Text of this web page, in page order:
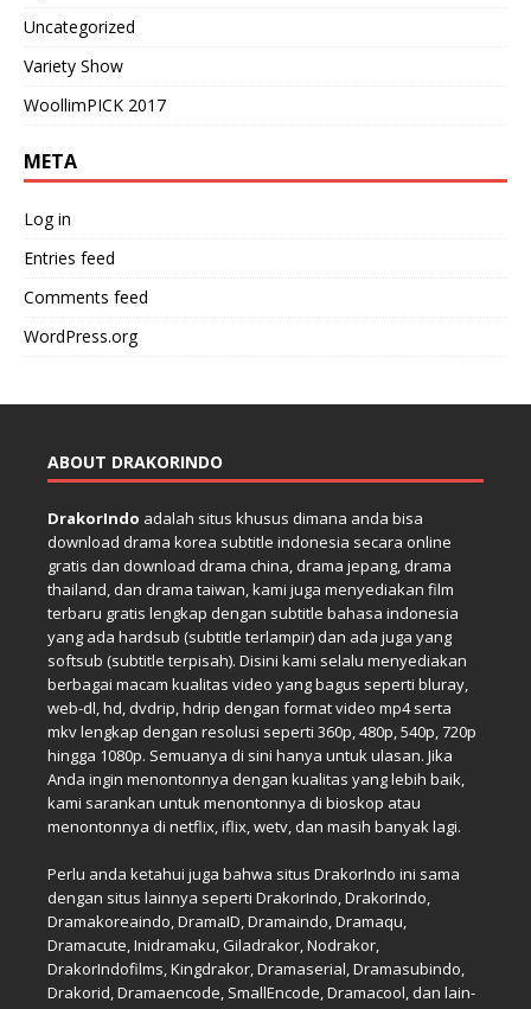
Uncategorized
Variety Show
WoollimPICK 2017
META
Log in
Entries feed
Comments feed
WordPress.org
ABOUT DRAKORINDO
DrakorIndo adalah situs khusus dimana anda bisa
download drama korea subtitle indonesia secara online
gratis dan download drama china, drama jepang, drama
thailand, dan drama taiwan, kami juga menyediakan film
terbaru gratis lengkap dengan subtitle bahasa indonesia
yang ada hardsub (subtitle terlampir) dan ada juga yang
softsub (subtitle terpisah). Disini kami selalu menyediakan
berbagai macam kualitas video yang bagus seperti bluray,
web-dl, hd, dvdrip, hdrip dengan format video mp4 serta
mkv lengkap dengan resolusi seperti 360p, 480p, 540p, 720p
hingga 1080p. Semuanya di sini hanya untuk ulasan. Jika
Anda ingin menontonnya dengan kualitas yang lebih baik,
kami sarankan untuk menontonnya di bioskop atau
menontonnya di netflix, iflix, wetv, dan masih banyak lagi.
Perlu anda ketahui juga bahwa situs DrakorIndo ini sama
dengan situs lainnya seperti DrakorIndo, DrakorIndo,
Dramakoreaindo, DramaID, Dramaindo, Dramaqu,
Dramacute, Inidramaku, Giladrakor, Nodrakor,
DrakorIndofilms, Kingdrakor, Dramaserial, Dramasubindo,
Drakorid, Dramaencode, SmallEncode, Dramacool, dan lain-